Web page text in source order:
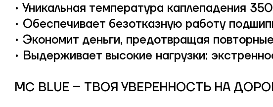
• Уникальная температура каплепадения
• Обеспечивает безотказную работу
• Экономит деньги, предотвращая
• Выдерживает высокие нагрузки:
MC BLUE – ТВОЯ УВЕРЕННОСТЬ НА